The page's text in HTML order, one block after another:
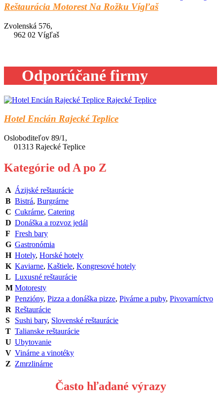
Reštaurácia Motorest Na Rožku Vígľaš
Zvolenská 576,
962 02 Vígľaš
Odporúčané firmy
Hotel Encián Rajecké Teplice
Osloboditeľov 89/1,
01313 Rajecké Teplice
Kategórie od A po Z
A Ázijské reštaurácie
B Bistrá, Burgrárne
C Cukrárne, Catering
D Donáška a rozvoz jedál
F Fresh bary
G Gastronómia
H Hotely, Horské hotely
K Kaviarne, Kaštiele, Kongresové hotely
L Luxusné reštaurácie
M Motoresty
P Penzióny, Pizza a donáška pizze, Pivárne a puby, Pivovarníctvo
R Reštaurácie
S
Sushi bary, Slovenské reštaurácie
T Talianske reštaurácie
U Ubytovanie
V Vinárne a vinotéky
Z Zmrzlinárne
Často hľadané výrazy